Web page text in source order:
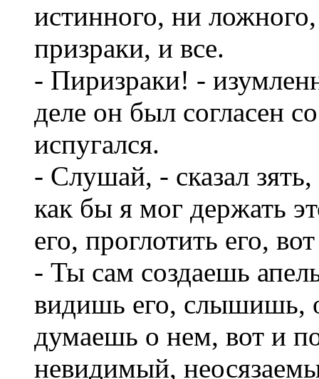
истинного, ни
призраки, и все.
- Пиризраки! -
деле он был согласен
испугался.
- Слушай, - сказал
как бы я мог держать
его, проглотить его,
- Ты сам создаешь
видишь его, слышишь,
думаешь о нем, вот и
невидимый,